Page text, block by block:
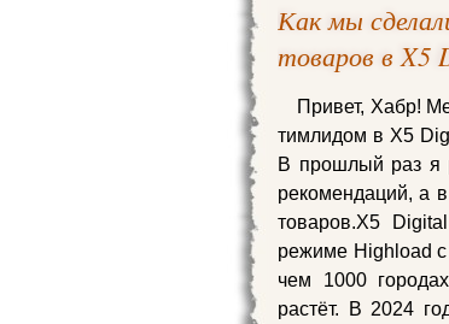
Как мы
товаров в X5
Привет, Хабр!
тимлидом в X5
В прошлый раз я
рекомендаций, а
товаров.X5
режиме Highload
чем 1000
растёт. В 2024